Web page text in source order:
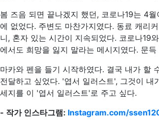
봄 즈음 되면 끝나겠지 했던, 코로나19는 4
에 없었다. 주변도 마찬가지였다. 동료 캐리
니, 혼자 있는 시간이 지속되었다. 코로나19
에서도 희망을 잃지 말라는 메시지였다. 문
마카와 펜을 들기 시작하였다. 결국 내가 할
전달하고 싶었다. '엽서 일러스트', 그것이 내
세지를 이 '엽서 일러스트'로 주고 싶다.
- 작가 인스타그램: Instagram.com/